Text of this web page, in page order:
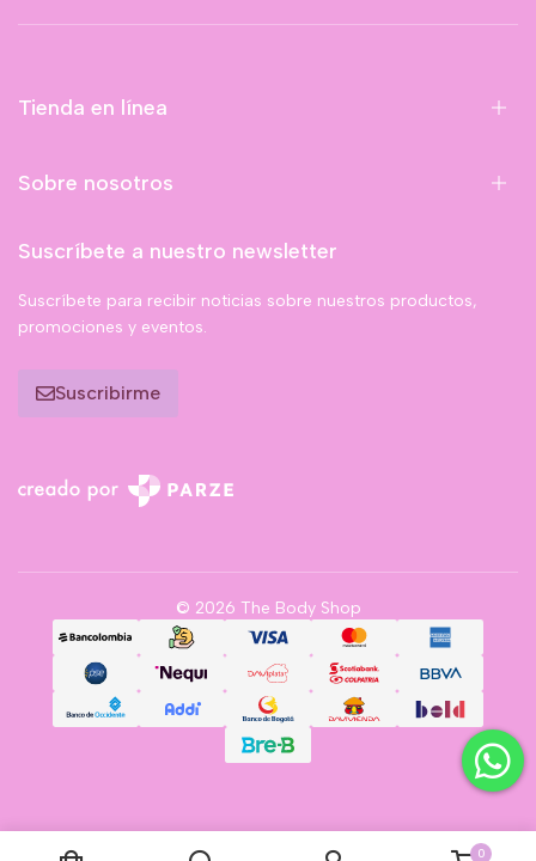
Tienda en línea
Sobre nosotros
Suscríbete a nuestro newsletter
Suscríbete para recibir noticias sobre nuestros productos,
promociones y eventos.
Suscribirme
© 2026 The Body Shop
0